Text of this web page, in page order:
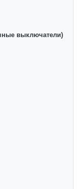
выключатели)